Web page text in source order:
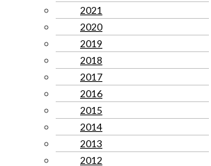
2021
2020
2019
2018
2017
2016
2015
2014
2013
2012